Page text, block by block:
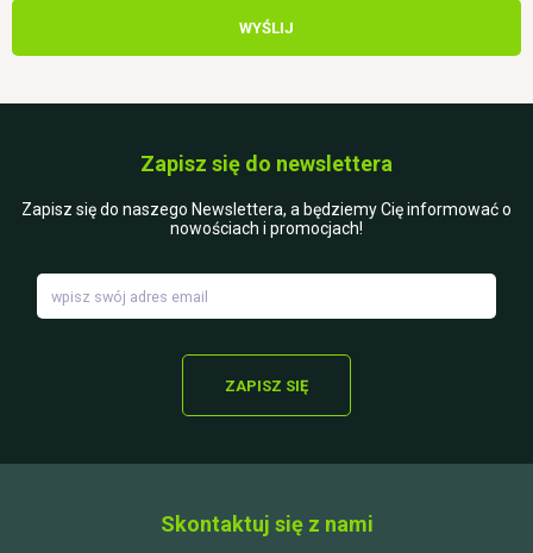
WYŚLIJ
Skontaktuj się z nami
Zapisz się do newslettera
Zapisz się do naszego Newslettera, a będziemy Cię informować o
nowościach i promocjach!
ZAPISZ SIĘ